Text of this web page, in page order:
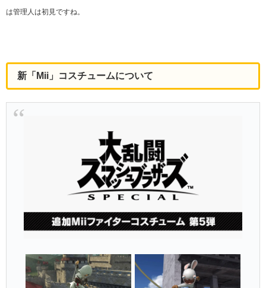
は管理人は初見ですね。
新「Mii」コスチュームについて